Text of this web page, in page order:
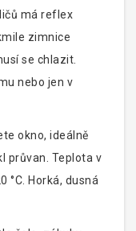
má reflex
zimnice
se chlazit.
nebo jen v
okno, ideálně
průvan. Teplota v
°C. Horká, dusná